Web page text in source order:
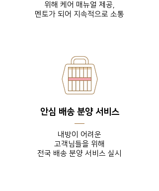
위해 케어 매뉴얼 제공,
​멘토가 되어 지속적으로 소통
안심 배송 분양 서비스
내방이 어려운
고객님들을 위해
전국 배송 분양 서비스 실시